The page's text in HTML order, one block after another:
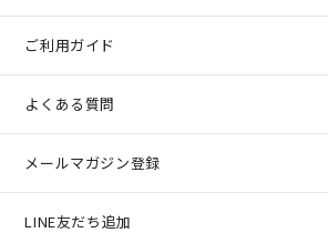
ご利用ガイド
よくある質問
メールマガジン登録
LINE友だち追加